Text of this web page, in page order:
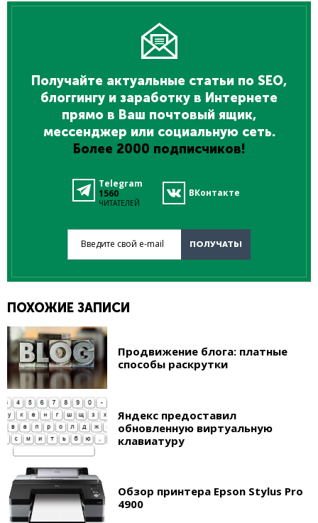
Получайте актуальные статьи по SEO,
блоггингу и заработку в Интернете
прямо в Ваш почтовый ящик,
мессенджер или социальную сеть.
Более 2000 подписчиков!
Telegram
1560
ЧИТАТЕЛЕЙ
ВКонтакте
Введите свой e-mail
ПОЛУЧАТЬ!
ПОХОЖИЕ ЗАПИСИ
Продвижение блога: платные
способы раскрутки
Яндекс предоставил
обновленную виртуальную
клавиатуру
Обзор принтера Epson Stylus Pro
4900